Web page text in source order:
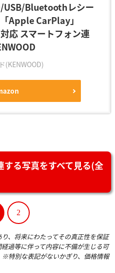
USB/Bluetoothレシー
Apple CarPlay」
応 スマートフォン連
(KENWOOD)
する写真をすべて見る(全
2
、将来にわたってその真正性を保証
過等に伴って内容に不備が生じる可
特別な表記がないかぎり、価格情報